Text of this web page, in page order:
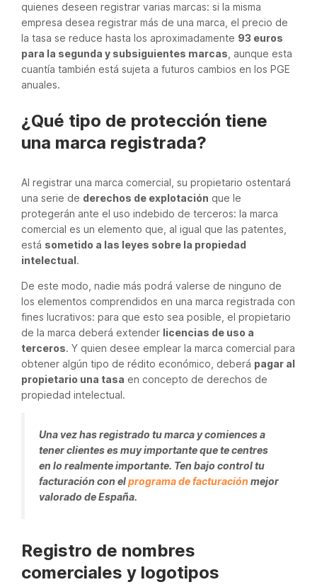
quienes deseen registrar varias marcas: si la misma
empresa desea registrar más de una marca, el precio de
la tasa se reduce hasta los aproximadamente 93 euros
para la segunda y subsiguientes marcas , aunque esta
cuantía también está sujeta a futuros cambios en los PGE
anuales.
¿Qué tipo de protección tiene
una marca registrada?
Al registrar una marca comercial, su propietario ostentará
una serie de derechos de explotación que le
protegerán ante el uso indebido de terceros: la marca
comercial es un elemento que, al igual que las patentes,
está sometido a las leyes sobre la propiedad
intelectual.
De este modo, nadie más podrá valerse de ninguno de
los elementos comprendidos en una marca registrada con
fines lucrativos: para que esto sea posible, el propietario
de la marca deberá extender licencias de uso a
terceros. Y quien desee emplear la marca comercial para
obtener algún tipo de rédito económico, deberá pagar al
propietario una tasa en concepto de derechos de
propiedad intelectual.
Una vez has registrado tu marca y comiences a
tener clientes es muy importante que te centres
en lo realmente importante. Ten bajo control tu
facturación con elprograma de facturación mejor
valorado de España.
Registro de nombres
comerciales y logotipos